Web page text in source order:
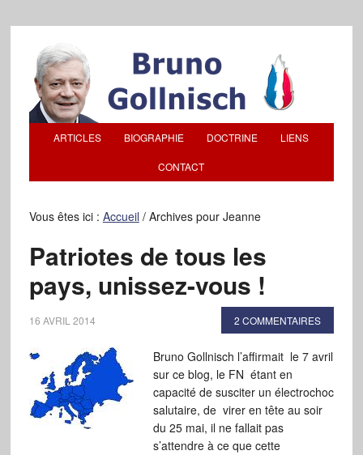
ARTICLES BIOGRAPHIE DOCTRINE LIENS
CONTACT
Vous êtes ici : Accueil /Archives pour Jeanne
Patriotes de tous les
pays, unissez-vous !
16 AVRIL 2014 2 COMMENTAIRES
Bruno Gollnisch l’affirmait le 7 avril
sur ce blog, le FN étant en
capacité de susciter un électrochoc
salutaire, de virer en tête au soir
du 25 mai, il ne fallait pas
s’attendre à ce que cette